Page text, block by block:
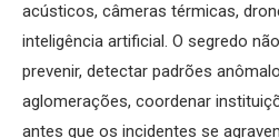
acústicos, câmeras térmicas,
inteligência artificial. O segredo
prevenir, detectar padrões
aglomerações, coordenar
antes que os incidentes se